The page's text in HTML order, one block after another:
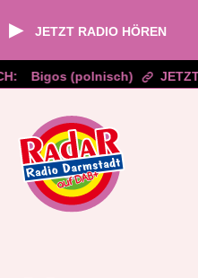
▶ JETZT RADIO HÖREN
Bigos (polnisch) JETZT:
springen